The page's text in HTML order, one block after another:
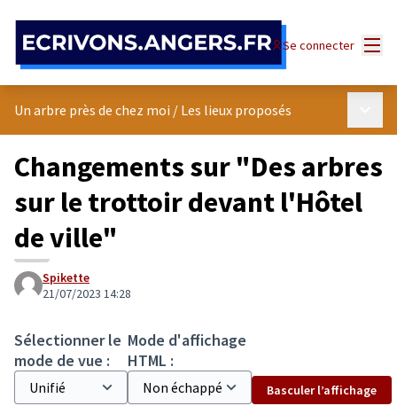
Se connecter
Un arbre près de chez moi / Les lieux proposés
Changements sur "Des arbres
sur le trottoir devant l'Hôtel
de ville"
Spikette
21/07/2023 14:28
Sélectionner le
mode de vue :
Mode d'affichage
HTML :
Basculer l’affichage